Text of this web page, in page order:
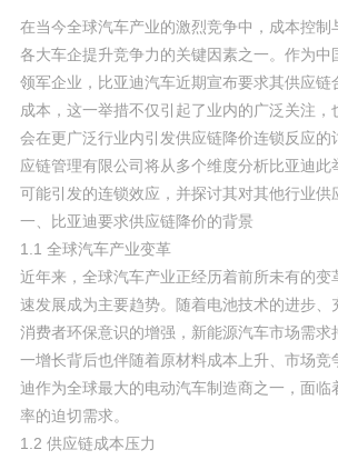
在当今全球汽车产业的激烈竞争中，成本控制
各大车企提升竞争力的关键因素之一。作为中
领军企业，比亚迪汽车近期宣布要求其供应链
成本，这一举措不仅引起了业内的广泛关注，
会在更广泛行业内引发供应链降价连锁反应的
应链管理有限公司将从多个维度分析比亚迪此
可能引发的连锁效应，并探讨其对其他行业供
一、比亚迪要求供应链降价的背景
1.1 全球汽车产业变革
近年来，全球汽车产业正经历着前所未有的变
速发展成为主要趋势。随着电池技术的进步、
消费者环保意识的增强，新能源汽车市场需求
一增长背后也伴随着原材料成本上升、市场竞
迪作为全球最大的电动汽车制造商之一，面临
率的迫切需求。
1.2 供应链成本压力